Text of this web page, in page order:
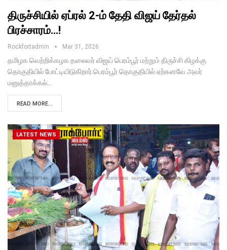
திருச்சியில் ஏப்ரல் 2-ம் தேதி விஜய் தேர்தல்
பிரச்சாரம்…!
Rockfortadmin Mar 31, 2026
தமிழக வெற்றிக்கழக தலைவர் விஜய் பெரம்பூர் மற்றும் திருச்சி கிழக்கு
தொகுதியில் போட்டியிடுகிறார்.பெரம்பூர் தொகுதியில் ஏற்கனவே அவர்
மனுத்தாக்கல்…
READ MORE...
LATEST NEWS